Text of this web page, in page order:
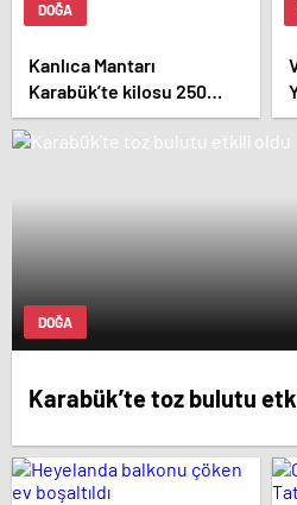
DOĞA
Kanlıca Mantarı
Karabük’te kilosu 250
TL’den Pazardaki yerini
aldı.
DOĞA
Karabük’te toz bulutu